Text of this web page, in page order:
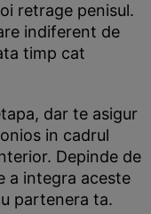
retrage penisul.
indiferent de
timp cat
dar te asigur
in cadrul
Depinde de
a integra aceste
partenera ta.